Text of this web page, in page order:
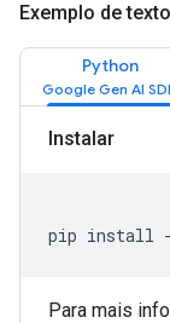
Exemplo de
Python
Instalar
pip install --
Para mais